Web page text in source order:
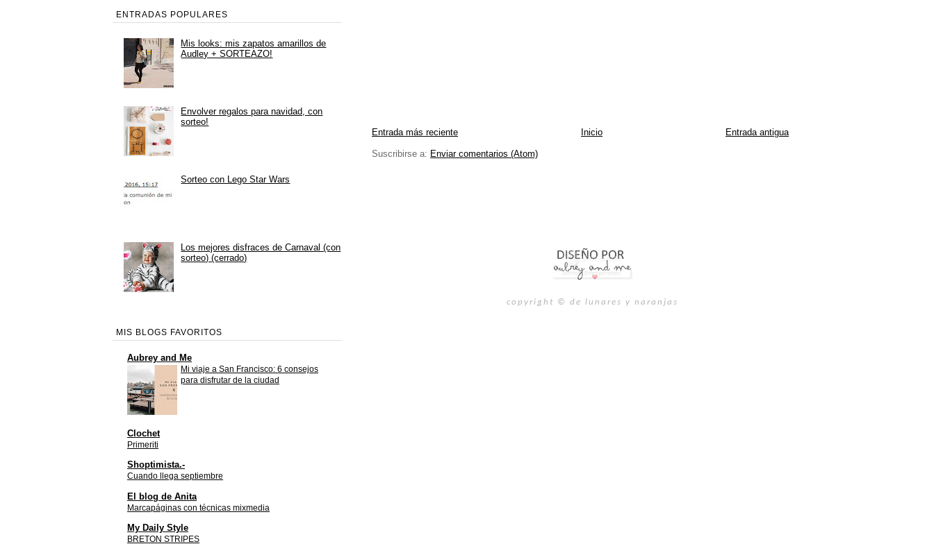
Entrada más reciente Entrada antigua
Inicio
Suscribirse a: Enviar comentarios (Atom)
copyright © de lunares y naranjas
ENTRADAS POPULARES
Mis looks: mis zapatos amarillos de
Audley + SORTEAZO!
Envolver regalos para navidad, con
sorteo!
Sorteo con Lego Star Wars
Los mejores disfraces de Carnaval (con
sorteo) (cerrado)
MIS BLOGS FAVORITOS
Aubrey and Me
Mi viaje a San Francisco: 6 consejos
para disfrutar de la ciudad
Clochet
Primeriti
Shoptimista.-
Cuando llega septiembre
El blog de Anita
Marcapáginas con técnicas mixmedia
My Daily Style
BRETON STRIPES